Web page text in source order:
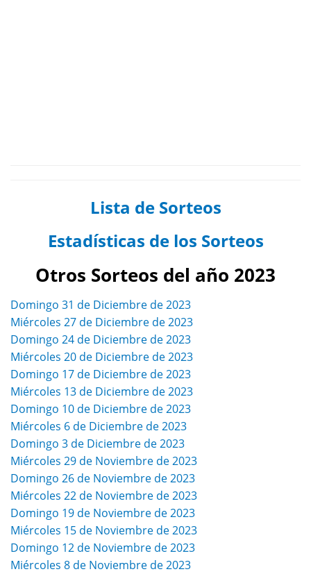
Lista de Sorteos
Estadísticas de los Sorteos
Otros Sorteos del año 2023
Domingo 31 de Diciembre de 2023
Miércoles 27 de Diciembre de 2023
Domingo 24 de Diciembre de 2023
Miércoles 20 de Diciembre de 2023
Domingo 17 de Diciembre de 2023
Miércoles 13 de Diciembre de 2023
Domingo 10 de Diciembre de 2023
Miércoles 6 de Diciembre de 2023
Domingo 3 de Diciembre de 2023
Miércoles 29 de Noviembre de 2023
Domingo 26 de Noviembre de 2023
Miércoles 22 de Noviembre de 2023
Domingo 19 de Noviembre de 2023
Miércoles 15 de Noviembre de 2023
Domingo 12 de Noviembre de 2023
Miércoles 8 de Noviembre de 2023